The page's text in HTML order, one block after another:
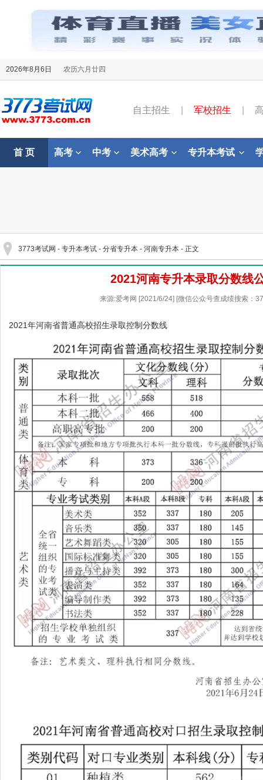
2026年8月6日 农历六月廿四
自主招生 军校招生
首 页 高考 中考 美术高考 专升本考试
3773考试网 - 专升本考试 - 分省专升本 - 河南专升本 - 正文
2021河南专升本录取分数线
来源:爱考网 [2021/6/24] [微信公众号查成绩搜索：
2021年河南省普通高校招生录取控制分数线